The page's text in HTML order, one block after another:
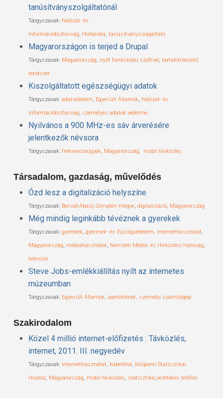
tanúsítványszolgáltatónál
Tárgyszavak: hálózat- és
információbiztonság, Hollandia, tanúsítványszolgáltató
Magyarországon is terjed a Drupal
Tárgyszavak: Magyarország, nyílt forráskódú szoftver, tartalomkezelő
rendszer
Kiszolgáltatott egészségügyi adatok
Tárgyszavak: adatvédelem, Egyesült Államok, hálózat- és
információbiztonság, személyes adatok védelme
Nyilvános a 900 MHz-es sáv árverésére
jelentkezők névsora
Tárgyszavak: frekvenciaügyek, Magyarország, mobil távközlés
Társadalom, gazdaság, művelődés
Ózd lesz a digitalizáció helyszíne
Tárgyszavak: Borsod-Abaúj-Zemplén megye, digitalizáció, Magyarország
Még mindig leginkább tévéznek a gyerekek
Tárgyszavak: gyerekek, gyermek- és ifjúságvédelem, internethasználat,
Magyarország, médiahasználat, Nemzeti Média- és Hírközlési Hatóság,
televízió
Steve Jobs-emlékkiállítás nyílt az internetes
múzeumban
Tárgyszavak: Egyesült Államok, ipartörténet, személyi számítógép
Szakirodalom
Közel 4 millió internet-előfizetés : Távközlés,
internet, 2011. III. negyedév
Tárgyszavak: internethasználat, kábeltévé, Központi Statisztikai
Hivatal, Magyarország, mobil távközlés, statisztika,vezetékes telefon